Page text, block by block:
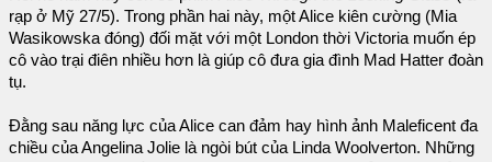
rạp ở Mỹ 27/5). Trong phần hai này, một Alice kiên cường (Mia
Wasikowska đóng) đối mặt với một London thời Victoria muốn ép
cô vào trại điên nhiều hơn là giúp cô đưa gia đình Mad Hatter đoàn
tụ.
Đằng sau năng lực của Alice can đảm hay hình ảnh Maleficent đa
chiều của Angelina Jolie là ngòi bút của Linda Woolverton. Những